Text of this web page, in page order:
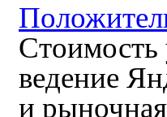
ведение
и